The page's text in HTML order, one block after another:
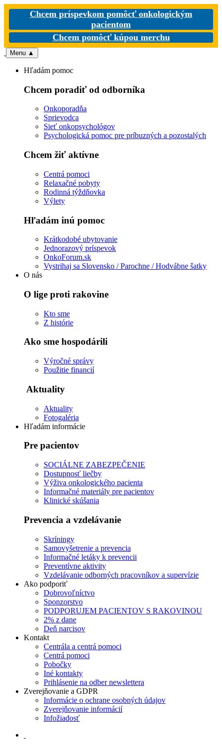
Chcem príspevkom pomôcť onkologickým
pacientom
Chcem pomôcť kúpou merchu
Menu ▲
Hľadám pomoc
Chcem poradiť od odborníka
Onkoporadňa
Sprievodca
Sieť onkopsychológov
Psychologická pomoc pre príbuzných a pozostalých
Chcem žiť aktívne
Centrá pomoci
Relaxačné pobyty
Rodinná týždňovka
Výlety
Hľadám inú pomoc
Krátkodobé ubytovanie
Jednorazový príspevok
OnkoForum.sk
Vystrihaj sa Slovensko / Parochne / Hodvábne šatky
O nás
O lige proti rakovine
Kto sme
Z histórie
Ako sme hospodárili
Výročné správy
Použitie financií
Aktuality
Aktuality
Fotogaléria
Hľadám informácie
Pre pacientov
SOCIÁLNE ZABEZPEČENIE
Dostupnosť liečby
Výživa onkologického pacienta
Informačné materiály pre pacientov
Klinické skúšania
Prevencia a vzdelávanie
Skríningy
Samovyšetrenie a prevencia
Informačné letáky k prevencii
Preventívne aktivity
Vzdelávanie odborných pracovníkov a supervízie
Ako podporiť
Dobrovoľníctvo
Sponzorstvo
PODPORUJEM PACIENTOV S RAKOVINOU
2% z dane
Deň narcisov
Kontakt
Centrála a centrá pomoci
Centrá pomoci
Pobočky
Iné kontakty
Prihlásenie na odber newslettera
Zverejňovanie a GDPR
Informácie o ochrane osobných údajov
Zverejňovanie informácií
Infožiadosť